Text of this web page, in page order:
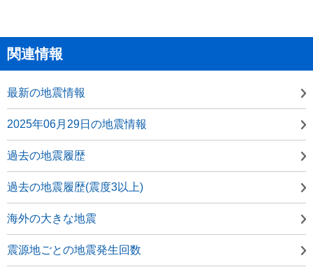
関連情報
最新の地震情報
2025年06月29日の地震情報
過去の地震履歴
過去の地震履歴(震度3以上)
海外の大きな地震
震源地ごとの地震発生回数